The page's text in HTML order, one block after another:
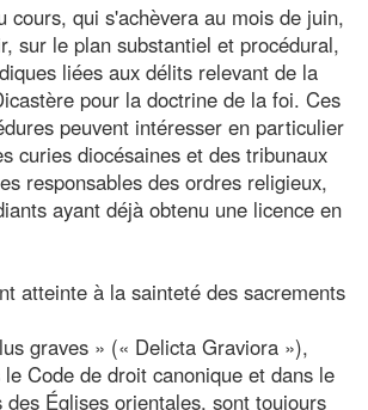
cours, qui s'achèvera au mois de juin,
sur le plan substantiel et procédural,
liées aux délits relevant de la
pour la doctrine de la foi. Ces
peuvent intéresser en particulier
curies diocésaines et des tribunaux
responsables des ordres religieux,
ayant déjà obtenu une licence en
atteinte à la sainteté des sacrements
graves » (« Delicta Graviora »),
Code de droit canonique et dans le
des Églises orientales, sont toujours